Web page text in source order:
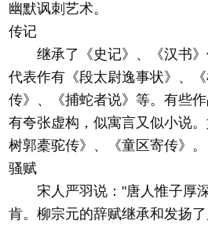
幽默讽刺艺术。
传记
继承了《史记》、《汉书》
代表作有《段太尉逸事状》、
传》、《捕蛇者说》等。有些
有夸张虚构，似寓言又似小说
树郭橐驼传》、《童区寄传》。
骚赋
宋人严羽说："唐人惟子厚深
肯。柳宗元的辞赋继承和发扬